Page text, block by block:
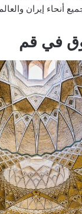
أنحاء إيران
في قم